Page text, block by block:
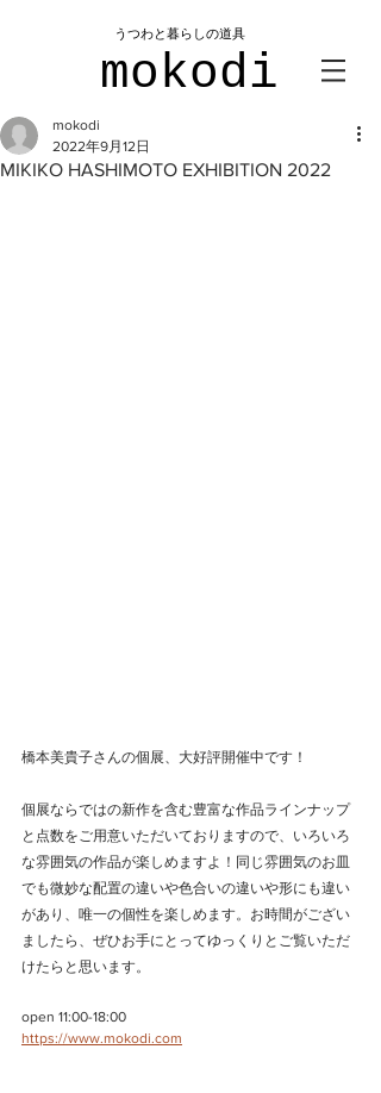
mokodi
​うつわと暮らしの道具
MIKIKO HASHIMOTO EXHIBITION 2022
mokodi
2022年9月12日
橋本美貴子さんの個展、大好評開催中です！
個展ならではの新作を含む豊富な作品ラインナップ
と点数をご用意いただいておりますので、いろいろ
な雰囲気の作品が楽しめますよ！同じ雰囲気のお皿
でも微妙な配置の違いや色合いの違いや形にも違い
があり、唯一の個性を楽しめます。お時間がござい
ましたら、ぜひお手にとってゆっくりとご覧いただ
けたらと思います。
open 11:00-18:00
https://www.mokodi.com